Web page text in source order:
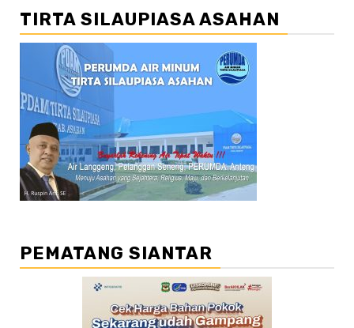
TIRTA SILAUPIASA ASAHAN
PEMATANG SIANTAR